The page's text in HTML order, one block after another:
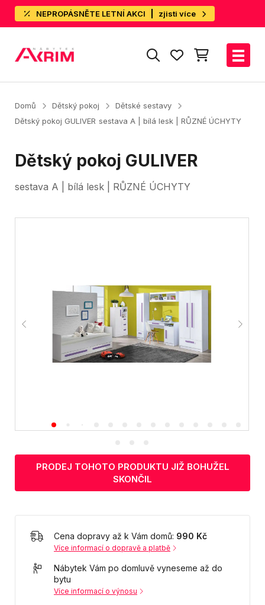
NEPROPÁSNĚTE LETNÍ AKCI zjisti více
Domů Dětský pokoj
Dětské sestavy
Dětský pokoj GULIVER sestava A | bílá lesk | RŮZNÉ ÚCHYTY
Dětský pokoj GULIVER
sestava A | bílá lesk | RŮZNÉ ÚCHYTY
PRODEJ TOHOTO PRODUKTU JIŽ BOHUŽEL
SKONČIL
Cena dopravy až k Vám domů: 990 Kč
Více informací o dopravě a platbě
Nábytek Vám po domluvě vyneseme až do
bytu
Více informací o výnosu